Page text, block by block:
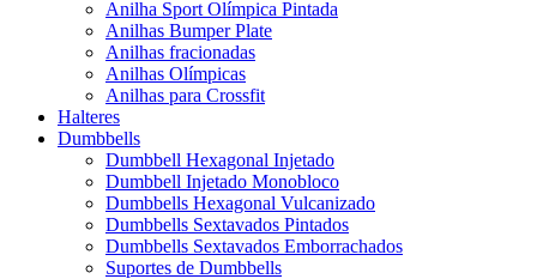
Anilha Sport Olímpica Pintada
Anilhas Bumper Plate
Anilhas fracionadas
Anilhas Olímpicas
Anilhas para Crossfit
Halteres
Dumbbells
Dumbbell Hexagonal Injetado
Dumbbell Injetado Monobloco
Dumbbells Hexagonal Vulcanizado
Dumbbells Sextavados Pintados
Dumbbells Sextavados Emborrachados
Suportes de Dumbbells